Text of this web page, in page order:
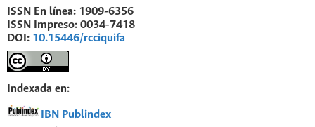
ISSN En línea: 1909-6356
ISSN Impreso: 0034-7418
DOI: 10.15446/rcciquifa
Indexada en:
IBN Publindex